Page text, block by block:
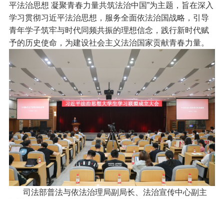
平法治思想 凝聚青春力量共筑法治中国”为主题，旨在深入
学习贯彻习近平法治思想，服务全面依法治国战略，引导
青年学子筑牢与时代同频共振的理想信念，践行新时代赋
予的历史使命，为建设社会主义法治国家贡献青春力量。
司法部普法与依法治理局副局长、法治宣传中心副主